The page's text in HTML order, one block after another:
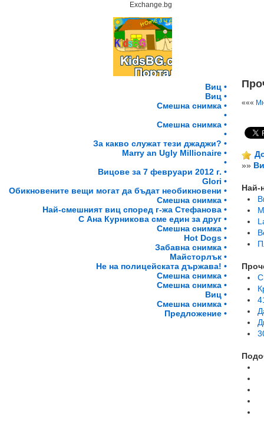
«««
»»
Най-
Exchange.bg
Виц •
Виц •
Смешна снимка •
•
Смешна снимка •
•
За какво служат тези джаджи? •
Marry an Ugly Millionaire •
•
Вицове за 7 февруари 2012 г. •
Glori •
Обикновените вещи могат да бъдат необикновени •
Смешна снимка •
Най-смешният виц според г-жа Стефанова •
С Ана Курникова сме един за друг •
Смешна снимка •
Hot Dogs •
Забавна снимка •
Майсторлък •
Не на полицейската държава! •
Смешна снимка •
Смешна снимка •
Виц •
Смешна снимка •
Предложение •